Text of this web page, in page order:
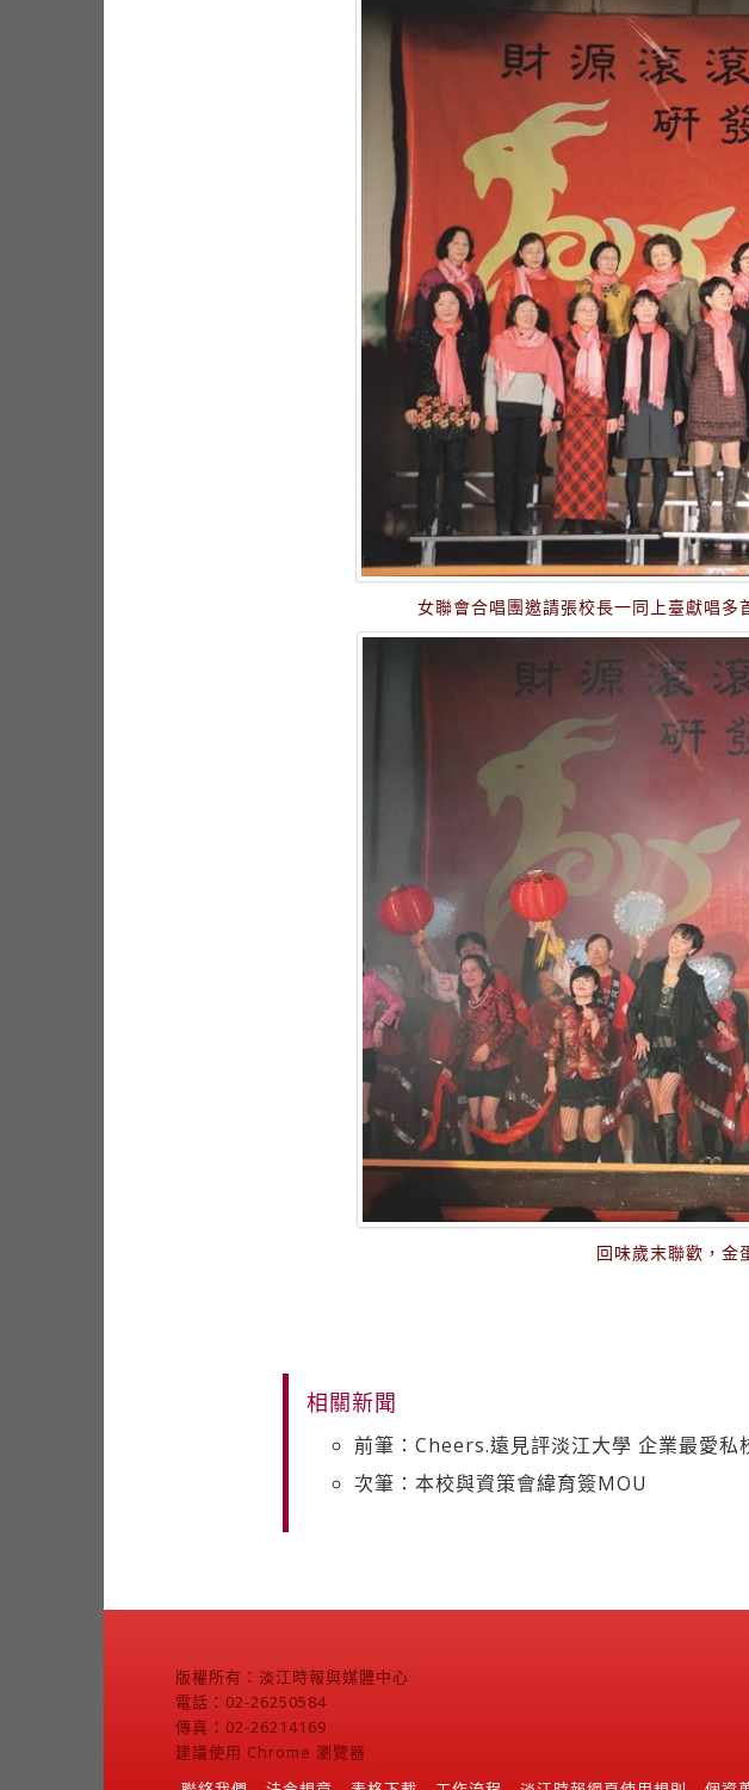
女聯會合唱團邀請張校長一同上臺獻唱多
回味歲末聯歡，金
相關新聞
前筆：Cheers.遠見評淡江大學 企業最愛私
次筆：本校與資策會緯育簽MOU
版權所有：淡江時報與媒體中心
電話：02-26250584
傳真：02-26214169
建議使用 Chrome 瀏覽器